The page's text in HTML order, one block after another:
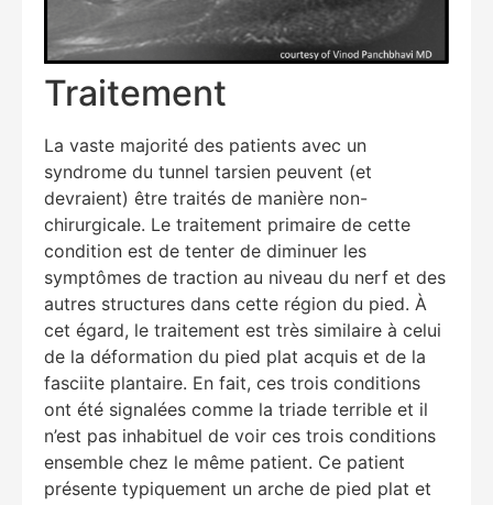
Traitement
La vaste majorité des patients avec un
syndrome du tunnel tarsien peuvent (et
devraient) être traités de manière non-
chirurgicale. Le traitement primaire de cette
condition est de tenter de diminuer les
symptômes de traction au niveau du nerf et des
autres structures dans cette région du pied. À
cet égard, le traitement est très similaire à celui
de la déformation du pied plat acquis et de la
fasciite plantaire. En fait, ces trois conditions
ont été signalées comme la triade terrible et il
n’est pas inhabituel de voir ces trois conditions
ensemble chez le même patient. Ce patient
présente typiquement un arche de pied plat et